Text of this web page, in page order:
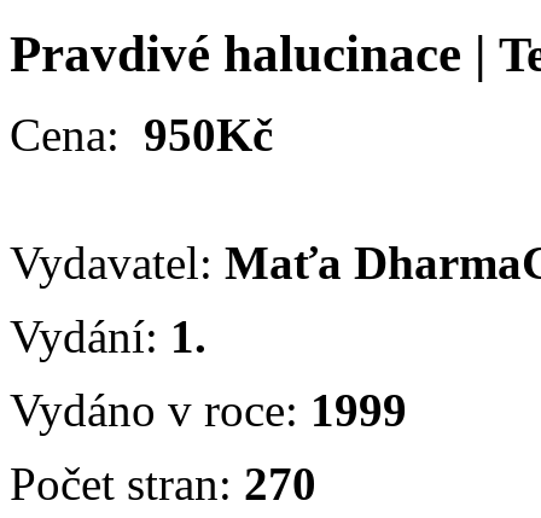
Pravdivé halucinace |
Cena: 950Kč
Vydavatel: Maťa
Vydání: 1.
Vydáno v roce: 1999
Počet stran: 270